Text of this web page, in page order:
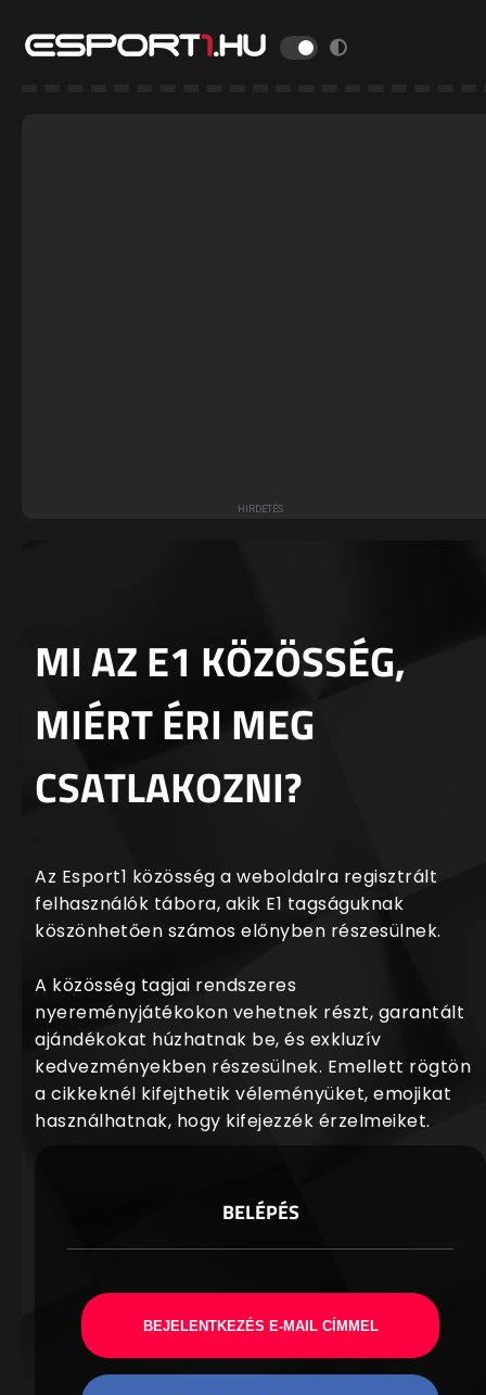
MI AZ E1 KÖZÖSSÉG,
MIÉRT ÉRI MEG
CSATLAKOZNI?
Az Esport1 közösség a weboldalra regisztrált
felhasználók tábora, akik E1 tagságuknak
köszönhetően számos előnyben részesülnek.
A közösség tagjai rendszeres
nyereményjátékokon vehetnek részt, garantált
ajándékokat húzhatnak be, és exkluzív
kedvezményekben részesülnek. Emellett rögtön
a cikkeknél kifejthetik véleményüket, emojikat
használhatnak, hogy kifejezzék érzelmeiket.
BELÉPÉS
BEJELENTKEZÉS E-MAIL CÍMMEL